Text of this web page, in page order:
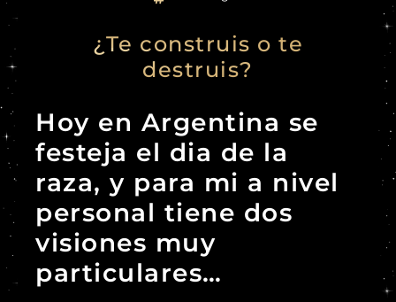
¿Te construis o te
destruis?
Hoy en Argentina se
festeja el dia de la
raza, y para mi a nivel
personal tiene dos
visiones muy
particulares…